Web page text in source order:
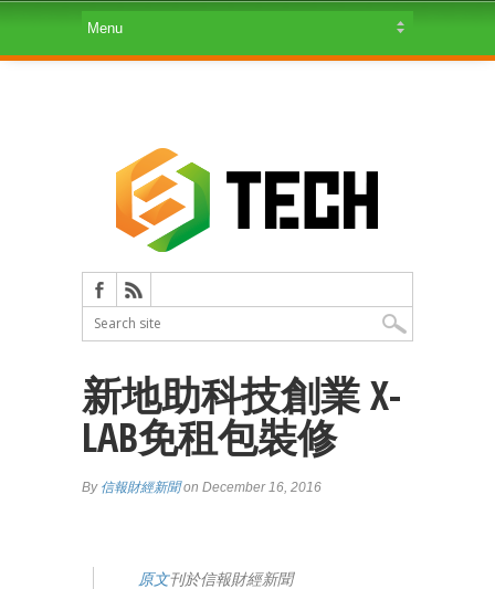
新地助科技創業 X-
LAB免租包裝修
By 信報財經新聞on December 16, 2016
原文刊於信報財經新聞